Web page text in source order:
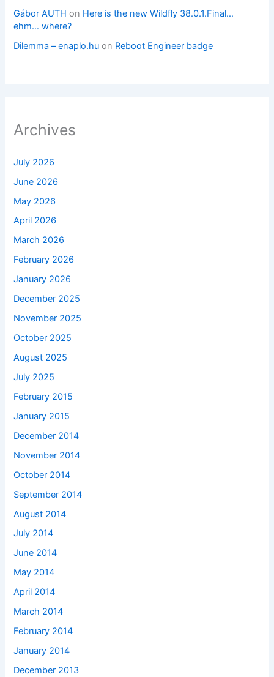
Gábor AUTH on Here is the new Wildfly 38.0.1.Final…
ehm… where?
Dilemma – enaplo.hu on Reboot Engineer badge
Archives
July 2026
June 2026
May 2026
April 2026
March 2026
February 2026
January 2026
December 2025
November 2025
October 2025
August 2025
July 2025
February 2015
January 2015
December 2014
November 2014
October 2014
September 2014
August 2014
July 2014
June 2014
May 2014
April 2014
March 2014
February 2014
January 2014
December 2013